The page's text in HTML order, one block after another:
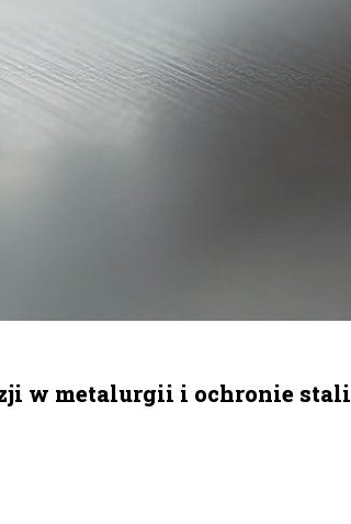
w metalurgii i ochronie stali